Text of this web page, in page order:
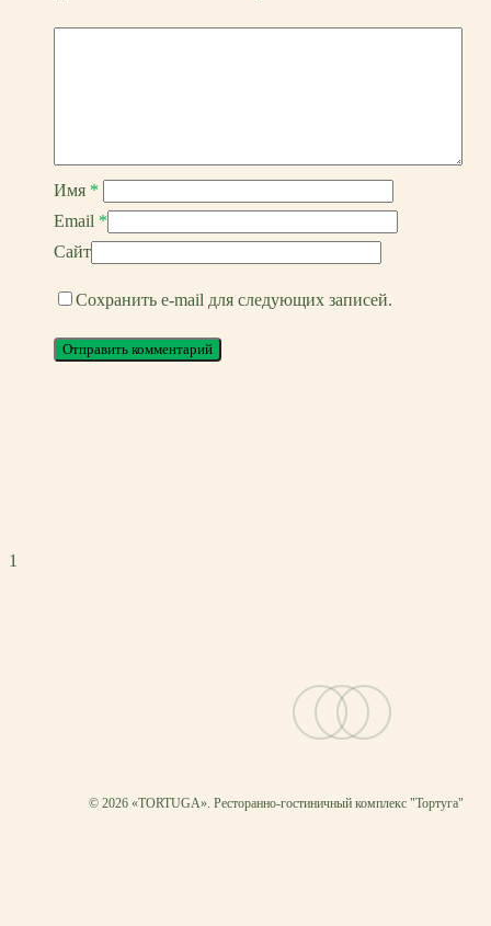
Имя *
Email *
Сайт
Сохранить e-mail для следующих записей.
1
vk telegram
email
© 2026 «TORTUGA». Ресторанно-гостиничный комплекс "Тортуга"